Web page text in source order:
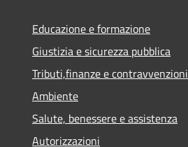
Educazione e formazione
Giustizia e sicurezza pubblica
Tributi,finanze e contravvenzioni
Ambiente
Salute, benessere e assistenza
Autorizzazioni